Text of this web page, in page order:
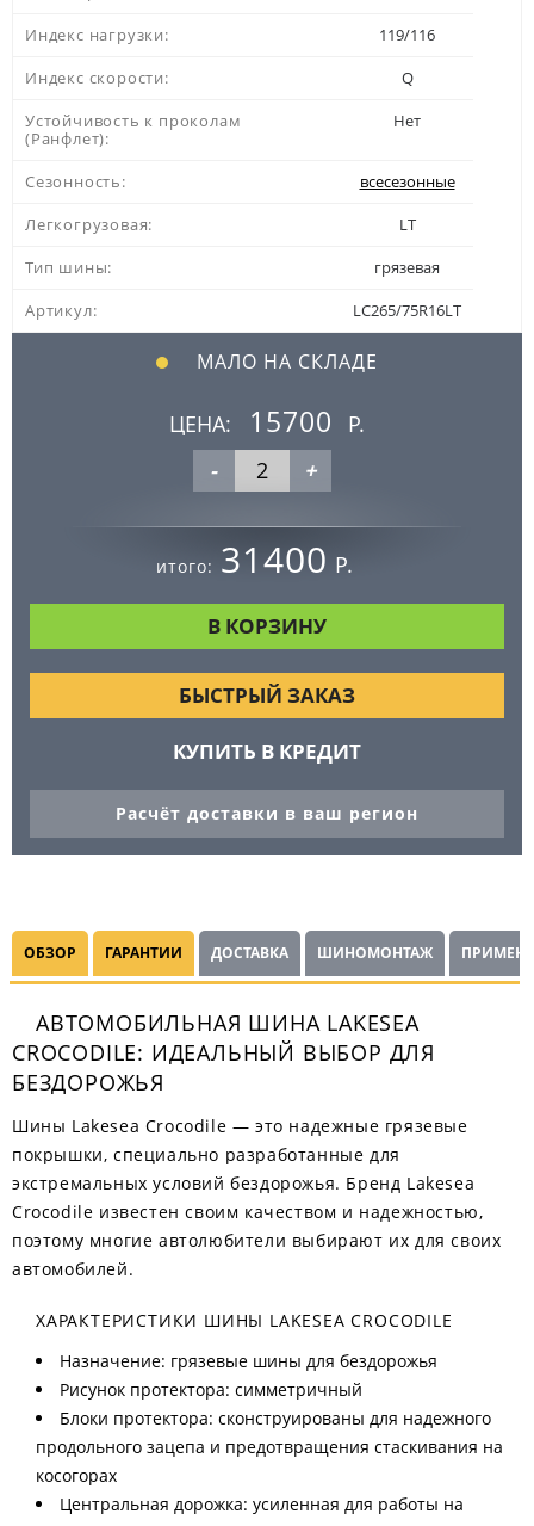
Индекс нагрузки:
119/116
Индекс скорости:
Q
Устойчивость к проколам
(Ранфлет):
Нет
Сезонность:
всесезонные
Легкогрузовая:
LT
Тип шины:
грязевая
Артикул:
LC265/75R16LT
МАЛО НА СКЛАДЕ
ЦЕНА: 15700
Р.
-
+
итого: 31400 Р.
БЫСТРЫЙ ЗАКАЗ
КУПИТЬ В КРЕДИТ
Расчёт доставки в ваш регион
ОБЗОР ГАРАНТИИ ДОСТАВКА ШИНОМОНТАЖ
АВТОМОБИЛЬНАЯ ШИНА LAKESEA
CROCODILE: ИДЕАЛЬНЫЙ ВЫБОР ДЛЯ
БЕЗДОРОЖЬЯ
Шины Lakesea Crocodile — это надежные грязевые
покрышки, специально разработанные для
экстремальных условий бездорожья. Бренд Lakesea
Crocodile известен своим качеством и надежностью,
поэтому многие автолюбители выбирают их для своих
автомобилей.
ХАРАКТЕРИСТИКИ ШИНЫ LAKESEA CROCODILE
Назначение: грязевые шины для бездорожья
Рисунок протектора: симметричный
Блоки протектора: сконструированы для надежного
продольного зацепа и предотвращения стаскивания на
косогорах
Центральная дорожка: усиленная для работы на